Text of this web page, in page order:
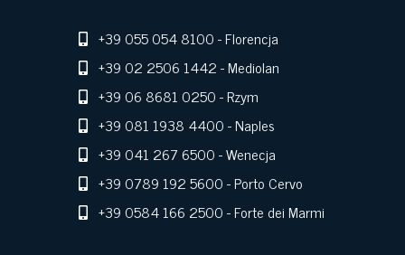
+39 055 054 8100- Florencja
+39 02 2506 1442- Mediolan
+39 06 8681 0250- Rzym
+39 081 1938 4400- Naples
+39 041 267 6500- Wenecja
+39 0789 192 5600- Porto Cervo
+39 0584 166 2500- Forte dei Marmi